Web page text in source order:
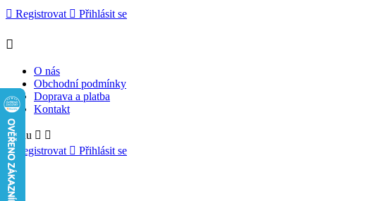
 Registrovat  Přihlásit se

O nás
Obchodní podmínky
Doprava a platba
Kontakt
Menu  

Registrovat  Přihlásit se
